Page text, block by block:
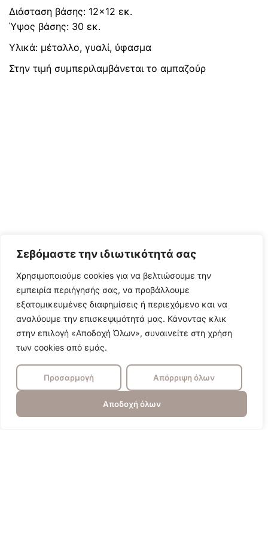
Σεβόμαστε την ιδιωτικότητά σας
Χρησιμοποιούμε cookies για να βελτιώσουμε την
εμπειρία περιήγησής σας, να προβάλλουμε
εξατομικευμένες διαφημίσεις ή περιεχόμενο και να
αναλύουμε την επισκεψιμότητά μας. Κάνοντας κλικ
στην επιλογή «Αποδοχή Όλων», συναινείτε στη χρήση
των cookies από εμάς.
Προσαρμογή Απόρριψη όλων
Αποδοχή όλων
price
was:
τρέχουσα
τιμή
150 €.
Διάσταση βάσης: 12×12 εκ.
Ύψος βάσης: 30 εκ.
Υλικά: μέταλλο, γυαλί, ύφασμα
Στην τιμή συμπεριλαμβάνεται το αμπαζούρ